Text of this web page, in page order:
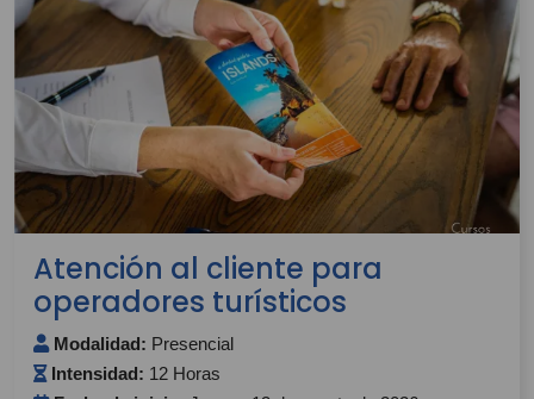
Atención al cliente para
operadores turísticos
Modalidad: Presencial
Intensidad: 12 Horas